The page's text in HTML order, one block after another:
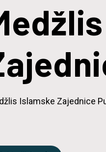
Islamske Zajednice